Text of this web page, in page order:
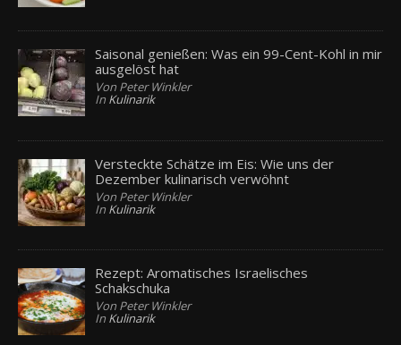
Saisonal genießen: Was ein 99-Cent-Kohl in mir
ausgelöst hat
Von Peter Winkler
In Kulinarik
Versteckte Schätze im Eis: Wie uns der
Dezember kulinarisch verwöhnt
Von Peter Winkler
In Kulinarik
Rezept: Aromatisches Israelisches
Schakschuka
Von Peter Winkler
In Kulinarik